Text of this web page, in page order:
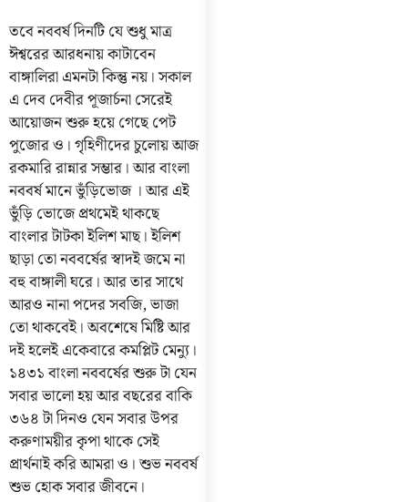
তবে নববর্ষ দিনটি যে শুধু মাত্র
ঈশ্বরের আরধনায় কাটাবেন
বাঙ্গালিরা এমনটা কিন্তু নয়। সকাল
এ দেব দেবীর পূজার্চনা সেরেই
আয়োজন শুরু হয়ে গেছে পেট
পুজোর ও। গৃহিণীদের চুলোয় আজ
রকমারি রান্নার সম্ভার। আর বাংলা
নববর্ষ মানে ভুঁড়িভোজ । আর এই
ভুঁড়ি ভোজে প্রথমেই থাকছে
বাংলার টাটকা ইলিশ মাছ। ইলিশ
ছাড়া তো নববর্ষের স্বাদই জমে না
বহু বাঙ্গালী ঘরে। আর তার সাথে
আরও নানা পদের সবজি, ভাজা
তো থাকবেই। অবশেষে মিষ্টি আর
দই হলেই একেবারে কমপ্লিট মেন্যু।
১৪৩১ বাংলা নববর্ষের শুরু টা যেন
সবার ভালো হয় আর বছরের বাকি
৩৬৪ টা দিনও যেন সবার উপর
করুণাময়ীর কৃপা থাকে সেই
প্রার্থনাই করি আমরা ও। শুভ নববর্ষ
শুভ হোক সবার জীবনে।